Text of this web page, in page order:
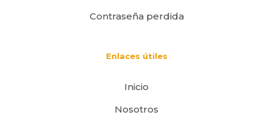
Contraseña perdida
Enlaces útiles
Inicio
Nosotros